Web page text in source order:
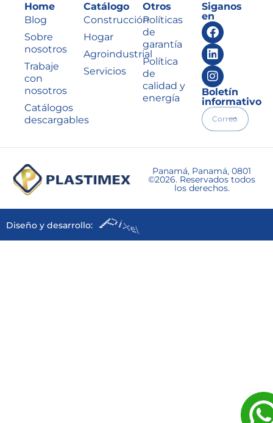
Home
Blog
Sobre
nosotros
Trabaje
con
nosotros
Catálogos
descargables
Catálogo
Construcción
Hogar
Agroindustrial
Servicios
Otros
Políticas
de
garantía
Política
de
calidad y
energía
Siganos
en
Boletín
informativo
Panamá, Panamá, 0801
©2026. Reservados todos
los derechos.
Diseño y desarrollo: